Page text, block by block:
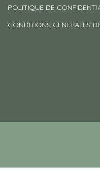
POLITIQUE DE
CONDITIONS GENERALES